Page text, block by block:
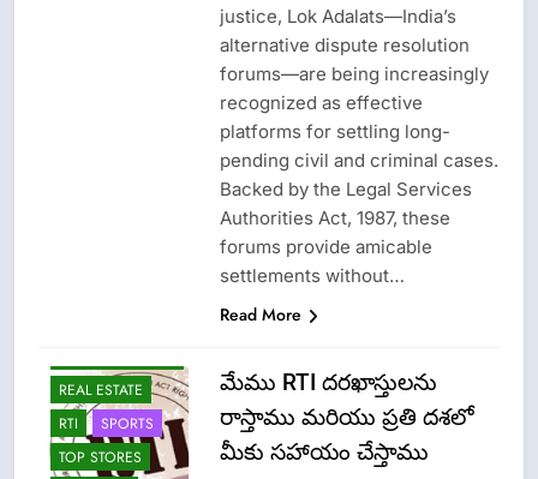
justice, Lok Adalats—India’s
alternative dispute resolution
forums—are being increasingly
recognized as effective
platforms for settling long-
pending civil and criminal cases.
Backed by the Legal Services
Authorities Act, 1987, these
forums provide amicable
settlements without…
Read More
REAL ESTATE
RTI
SPORTS
TOP STORES
మేము RTI దరఖాస్తులను
రాస్తాము మరియు ప్రతి దశలో
మీకు సహాయం చేస్తాము